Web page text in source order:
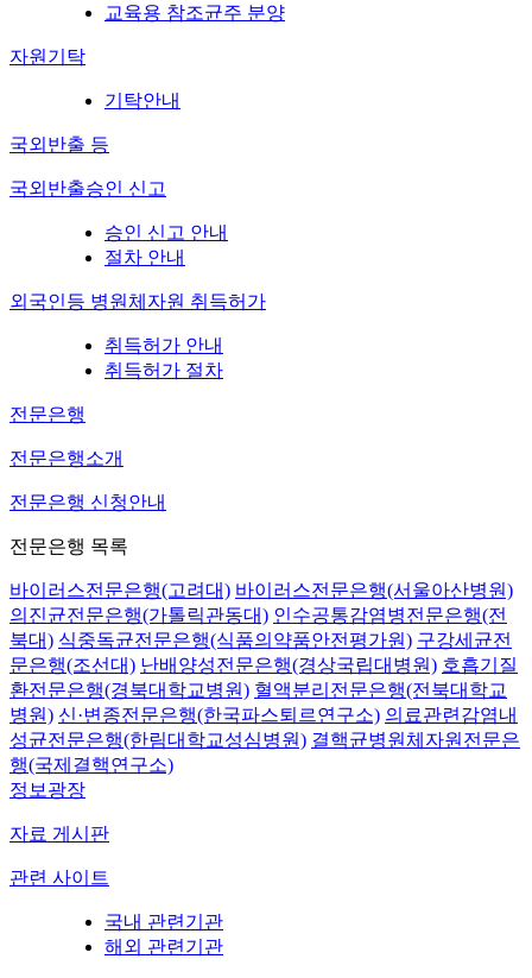
교육용 참조균주 분양
자원기탁
기탁안내
국외반출 등
국외반출승인 신고
승인 신고 안내
절차 안내
외국인등 병원체자원 취득허가
취득허가 안내
취득허가 절차
전문은행
전문은행소개
전문은행 신청안내
전문은행 목록
바이러스전문은행(고려대) 바이러스전문은행(서울아산병원)
의진균전문은행(가톨릭관동대) 인수공통감염병전문은행(전
북대) 식중독균전문은행(식품의약품안전평가원) 구강세균전
문은행(조선대) 난배양성전문은행(경상국립대병원) 호흡기질
환전문은행(경북대학교병원) 혈액분리전문은행(전북대학교
병원) 신·변종전문은행(한국파스퇴르연구소) 의료관련감염내
성균전문은행(한림대학교성심병원) 결핵균병원체자원전문은
행(국제결핵연구소)
정보광장
자료 게시판
관련 사이트
국내 관련기관
해외 관련기관